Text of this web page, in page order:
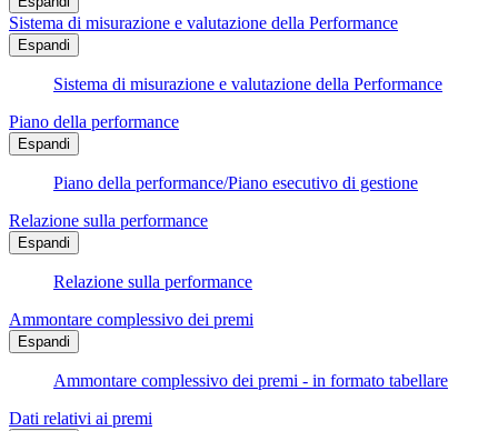
Sistema di misurazione e valutazione della Performance
Espandi
Sistema di misurazione e valutazione della Performance
Piano della performance
Espandi
Piano della performance/Piano esecutivo di gestione
Relazione sulla performance
Espandi
Relazione sulla performance
Ammontare complessivo dei premi
Espandi
Ammontare complessivo dei premi - in formato tabellare
Dati relativi ai premi